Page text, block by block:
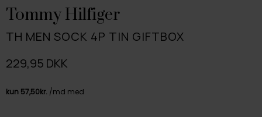
Tommy Hilfiger
TH MEN SOCK 4P TIN GIFTBOX
229,95 DKK